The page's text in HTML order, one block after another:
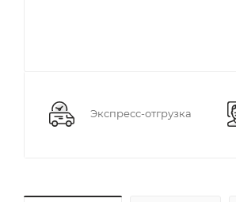
Экспресс-отгрузка